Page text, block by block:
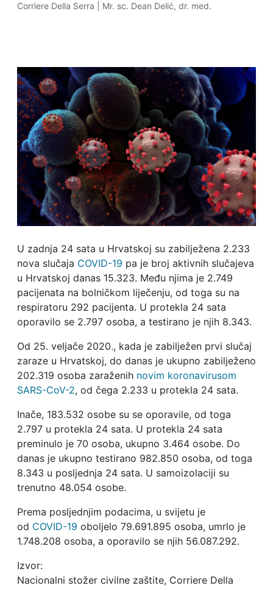
Corriere Della Serra
Mr. sc. Dean Delić, dr. med.
U zadnja 24 sata u Hrvatskoj su zabilježena 2.233
nova slučaja COVID-19 pa je broj aktivnih slučajeva
u Hrvatskoj danas 15.323. Među njima je 2.749
pacijenata na bolničkom liječenju, od toga su na
respiratoru 292 pacijenta. U protekla 24 sata
oporavilo se 2.797 osoba, a testirano je njih 8.343.
Od 25. veljače 2020., kada je zabilježen prvi slučaj
zaraze u Hrvatskoj, do danas je ukupno zabilježeno
202.319 osoba zaraženih novim koronavirusom
SARS-CoV-2, od čega 2.233 u protekla 24 sata.
Inače, 183.532 osobe su se oporavile, od toga
2.797 u protekla 24 sata. U protekla 24 sata
preminulo je 70 osoba, ukupno 3.464 osobe. Do
danas je ukupno testirano 982.850 osoba, od toga
8.343 u posljednja 24 sata. U samoizolaciji su
trenutno 48.054 osobe.
Prema posljednjim podacima, u svijetu je
od COVID-19 oboljelo 79.691.895 osoba, umrlo je
1.748.208 osoba, a oporavilo se njih 56.087.292.
Izvor:
Nacionalni stožer civilne zaštite, Corriere Della